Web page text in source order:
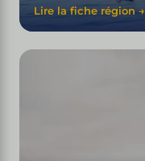
Lire la fiche région →